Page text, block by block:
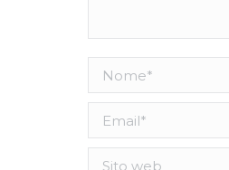
Nome *
Email *
Sito web